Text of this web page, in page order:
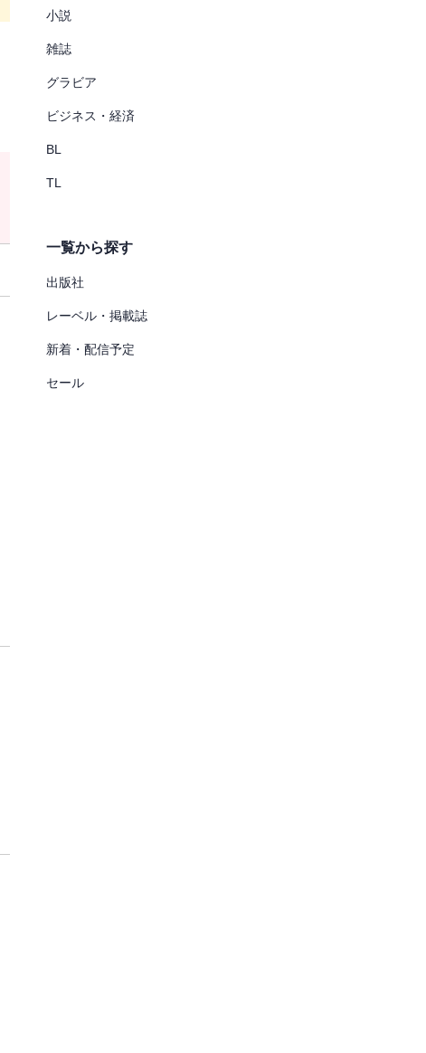
小説
雑誌
グラビア
ビジネス・経済
BL
TL
一覧から探す
出版社
レーベル・掲載誌
新着・配信予定
セール